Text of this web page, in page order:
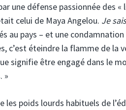
une défense passionnée des
celui de Maya Angelou. Je
au pays – et une
c’est éteindre la flamme de la
signifie être engagé dans le
»
les poids lourds habituels de